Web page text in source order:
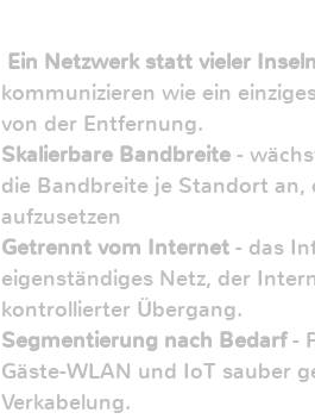
Ein Netzwerk statt vieler Inseln
kommunizieren wie ein
von der Entfernung.
Skalierbare Bandbreite-
die Bandbreite je Standort
aufzusetzen
Getrennt vom Internet - das
eigenständiges Netz, der
kontrollierter Übergang.
Segmentierung nach Bedarf-
Gäste-WLAN und IoT sauber
Verkabelung.